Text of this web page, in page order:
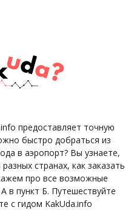
предоставляет точную
быстро добраться из
в аэропорт? Вы узнаете,
странах, как заказать
про все возможные
в пункт Б. Путешествуйте
с гидом KakUda.info